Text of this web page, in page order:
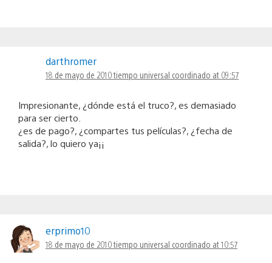
darthromer
18 de mayo de 2010 tiempo universal coordinado at 09:57
Impresionante, ¿dónde está el truco?, es demasiado
para ser cierto.
¿es de pago?, ¿compartes tus películas?, ¿fecha de
salida?, lo quiero ya¡¡
erprimo10
18 de mayo de 2010 tiempo universal coordinado at 10:57